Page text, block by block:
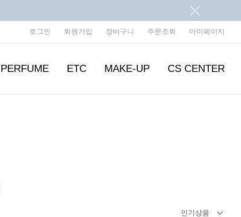
로그인 회원가입 장바구니 주문조회 마이페이지
PERFUME ETC MAKE-UP CS CENTER